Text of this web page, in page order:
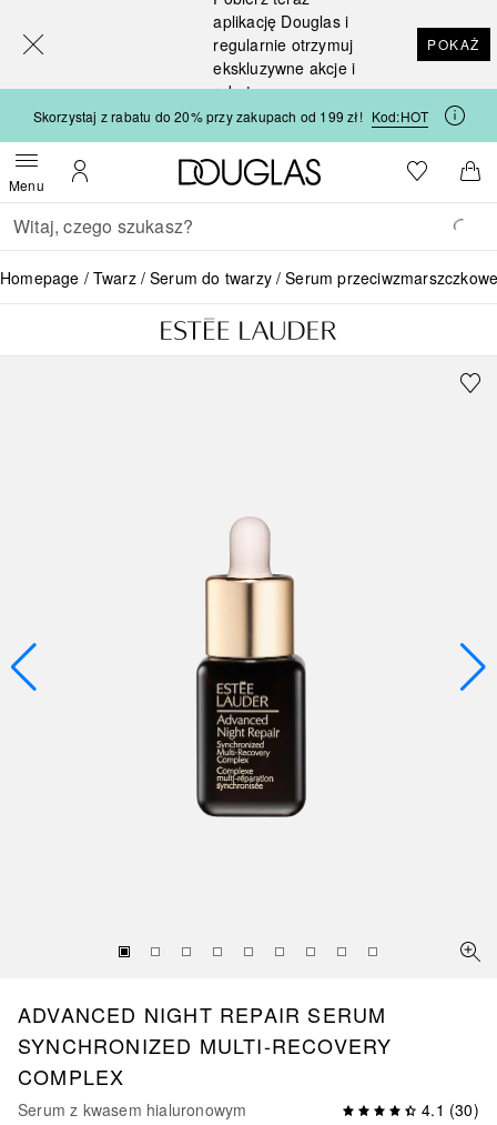
aplikację Douglas i
regularnie otrzymuj
ekskluzywne akcje i
rabaty
POKAŻ
Skorzystaj z rabatu do 20% przy zakupach od 199 zł! Kod:HOT
MenuOtwórz menuMoje konto
Strona główna Douglas
Do listyDo
Wracać
Wykonaj wyszukiwanie
Homepage Twarz Serum do twarzy Serum
ADVANCED NIGHT REPAIR SERUM
SYNCHRONIZED MULTI-RECOVERY
COMPLEX
Serum z kwasem hialuronowym 4.1 (30)
[navigation.slideout.screenreader]